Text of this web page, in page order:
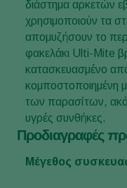
διάστημα αρκετών
χρησιμοποιούν τα
απομυζήσουν το
φακελάκι Ulti-Mite
κατασκευασμένο
κομποστοποιημένη
των παρασίτων,
υγρές συνθήκες.
Προδιαγραφές
Μέγεθος